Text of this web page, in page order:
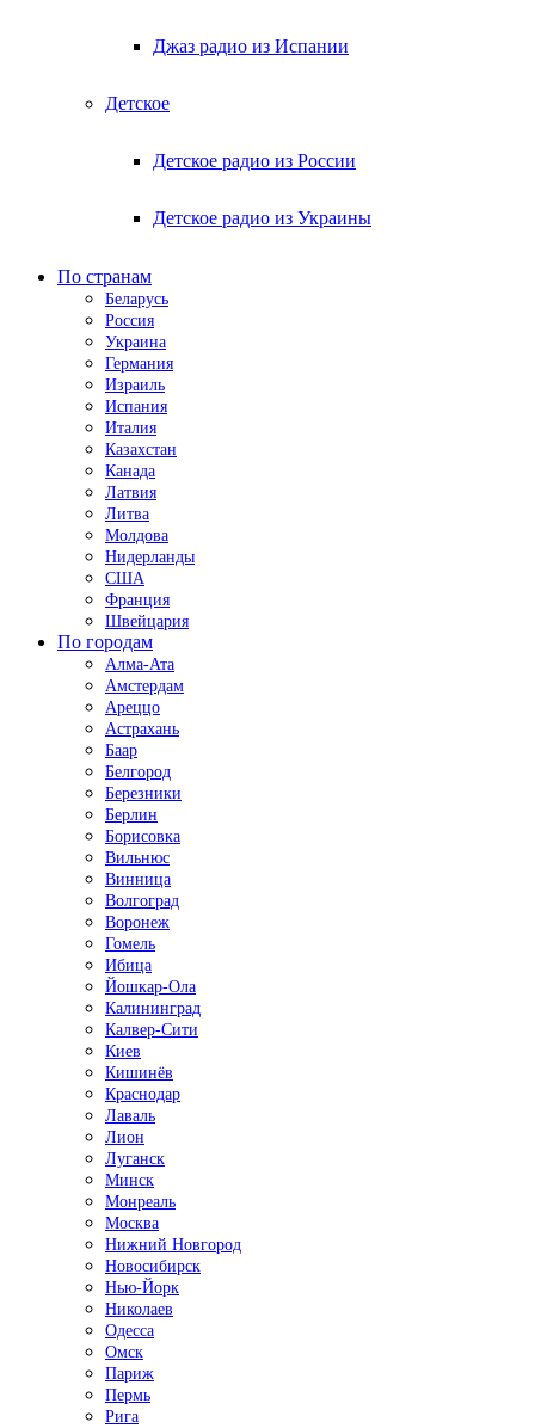
Джаз радио из Испании
Детское
Детское радио из России
Детское радио из Украины
По странам
Беларусь
Россия
Украина
Германия
Израиль
Испания
Италия
Казахстан
Канада
Латвия
Литва
Молдова
Нидерланды
США
Франция
Швейцария
По городам
Алма-Ата
Амстердам
Ареццо
Астрахань
Баар
Белгород
Березники
Берлин
Борисовка
Вильнюс
Винница
Волгоград
Воронеж
Гомель
Ибица
Йошкар-Ола
Калининград
Калвер-Сити
Киев
Кишинёв
Краснодар
Лаваль
Лион
Луганск
Минск
Монреаль
Москва
Нижний Новгород
Новосибирск
Нью-Йорк
Николаев
Одесса
Омск
Париж
Пермь
Рига